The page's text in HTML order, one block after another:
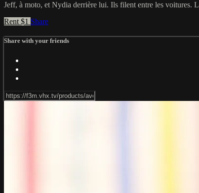
Jeff, à moto, et Nydia derrière lui. Ils filent entre les voitures.
Rent $1 Share
Share with your friends